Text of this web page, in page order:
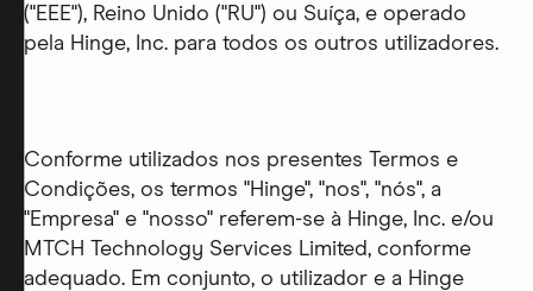
("EEE"), Reino Unido ("RU") ou Suíça, e operado
pela Hinge, Inc. para todos os outros utilizadores.
Conforme utilizados nos presentes Termos e
Condições, os termos "Hinge", "nos", "nós", a
"Empresa" e "nosso" referem-se à Hinge, Inc. e/ou
MTCH Technology Services Limited, conforme
adequado. Em conjunto, o utilizador e a Hinge